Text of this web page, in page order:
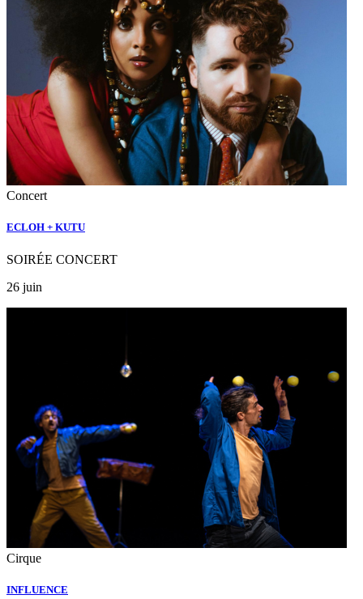
Concert
ECLOH + KUTU
SOIRÉE CONCERT
26 juin
Cirque
INFLUENCE